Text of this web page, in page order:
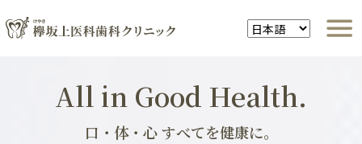
All in Good Health.
口・体・心 すべてを健康に。